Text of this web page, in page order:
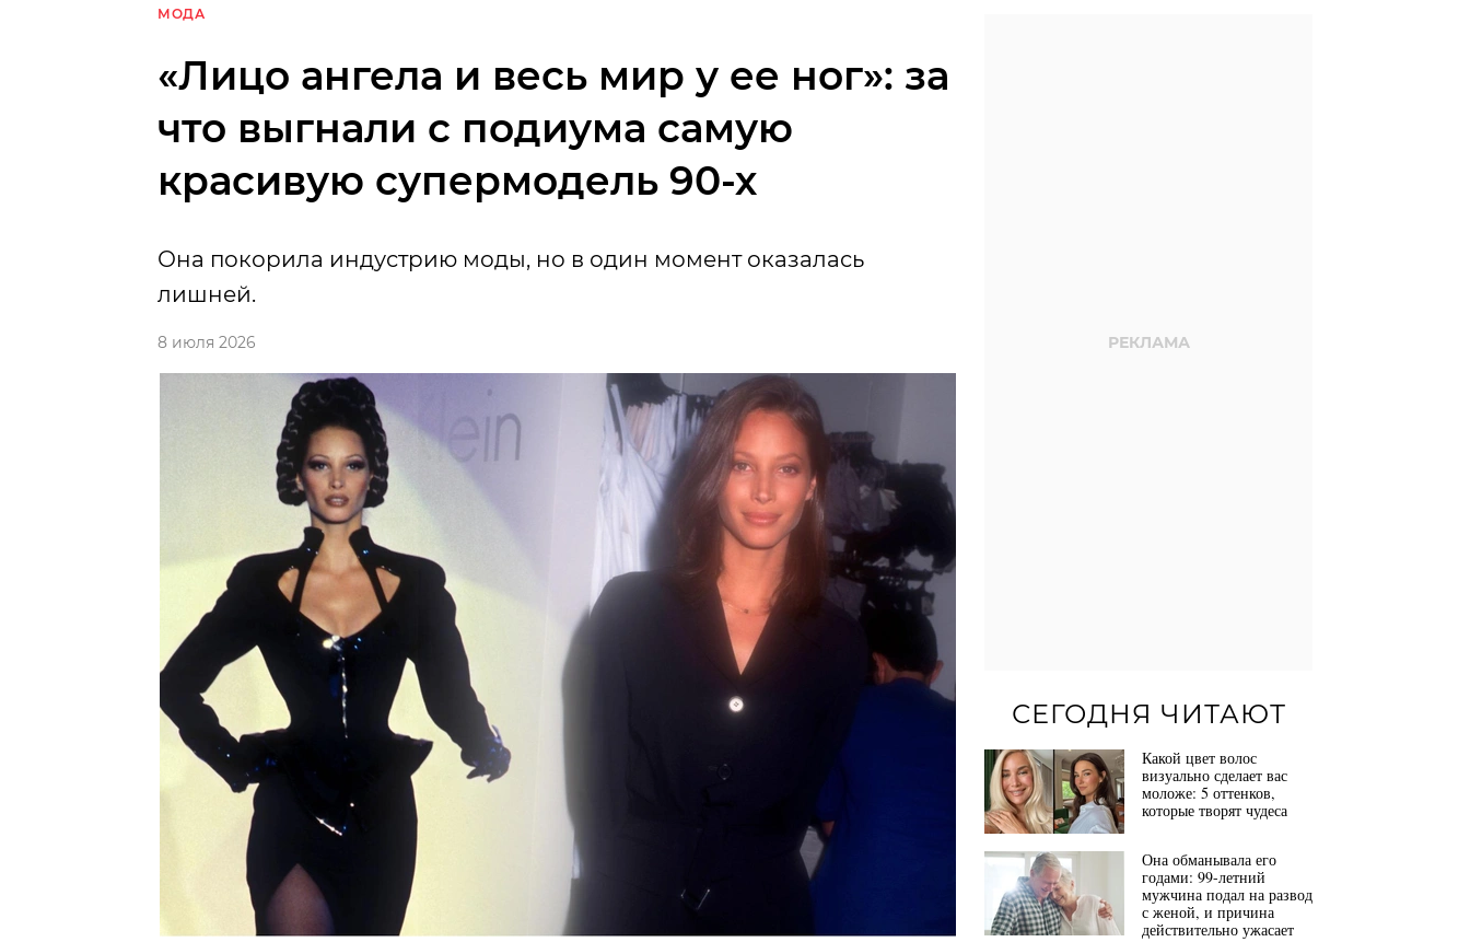
МОДА
«Лицо ангела и весь мир у ее ног»: за
что выгнали с подиума самую
красивую супермодель 90-х
Она покорила индустрию моды, но в один момент оказалась
лишней.
8 июля 2026
СЕГОДНЯ ЧИТАЮТ
Какой цвет волос
визуально сделает вас
моложе: 5 оттенков,
которые творят чудеса
Она обманывала его
годами: 99-летний
мужчина подал на развод
с женой, и причина
действительно ужасает